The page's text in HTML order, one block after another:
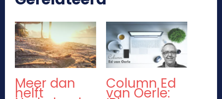
Meer dan
helft
Column Ed
van Oerle: